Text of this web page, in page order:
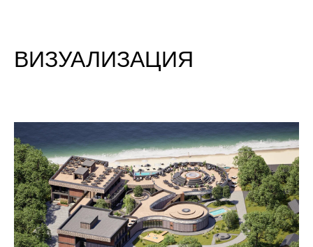
ВИЗУАЛИЗАЦИЯ